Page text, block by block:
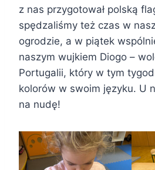
z nas przygotował polską
spędzaliśmy też czas w
ogrodzie, a w piątek
naszym wujkiem Diogo –
Portugalii, który w tym
kolorów w swoim języku. U
na nudę!